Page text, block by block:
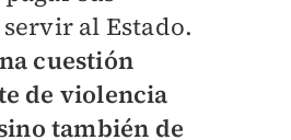
al Estado.
cuestión
de violencia
también de